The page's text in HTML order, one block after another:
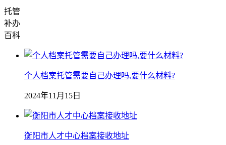
托管
补办
百科
个人档案托管需要自己办理吗,要什么材料?
2024年11月15日
衡阳市人才中心档案接收地址